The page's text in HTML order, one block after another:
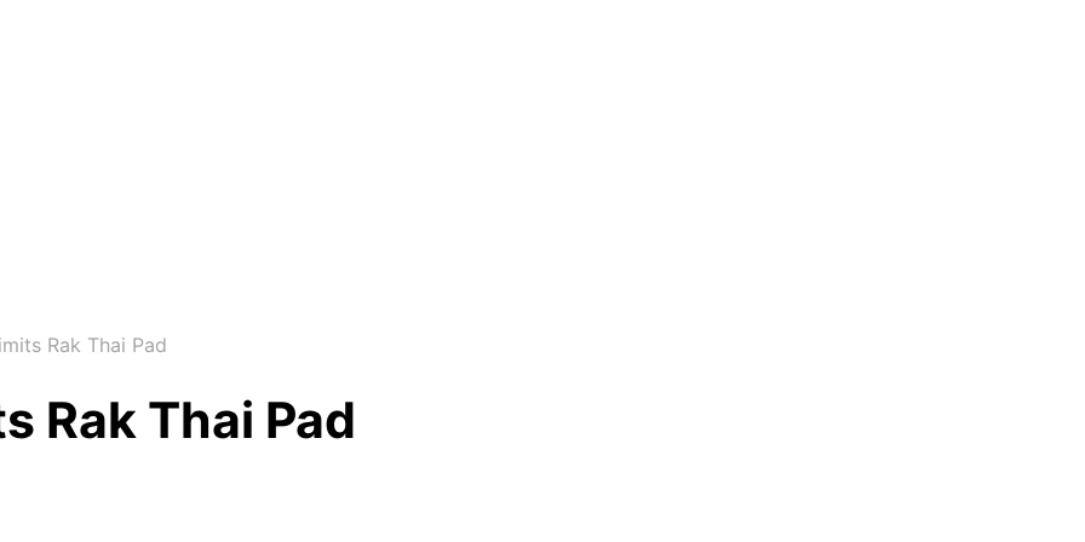
Rak Thai Pad
Rak Thai Pad